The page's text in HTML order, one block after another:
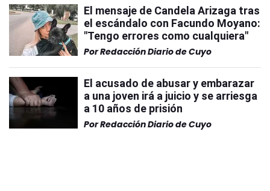
El mensaje de Candela Arizaga tras
el escándalo con Facundo Moyano:
"Tengo errores como cualquiera"
PorRedacción Diario de Cuyo
El acusado de abusar y embarazar
a una joven irá a juicio y se arriesga
a 10 años de prisión
PorRedacción Diario de Cuyo